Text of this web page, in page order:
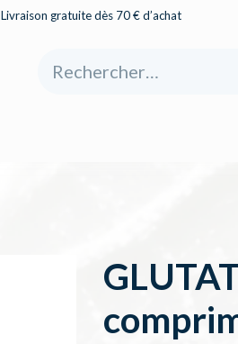
Livraison gratuite dès 70 € d’achat